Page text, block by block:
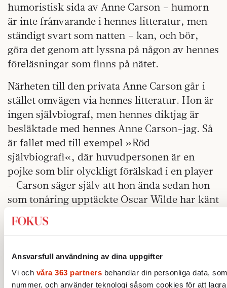
Ansvarsfull användning av dina uppgifter
Vi och våra 363 partners behandlar din personliga data,
nummer, och använder teknologi såsom cookies för att
humoristisk sida av Anne Carson – humorn
är inte frånvarande i hennes litteratur, men
ständigt svart som natten – kan, och bör,
göra det genom att lyssna på någon av hennes
föreläsningar som finns på nätet.
Närheten till den privata Anne Carson går i
stället omvägen via hennes litteratur. Hon är
ingen självbiograf, men hennes diktjag är
besläktade med hennes Anne Carson-jag. Så
är fallet med till exempel »Röd
självbiografi«, där huvudpersonen är en
pojke som blir olyckligt förälskad i en player
– Carson säger själv att hon ända sedan hon
som tonåring upptäckte Oscar Wilde har känt
sig som en homosexuell man. Men det är
framförallt i »Nox« och i »Makens skönhet«
»Det kan vara det verk där jag kommit
närmast att hitta en röst som inte är jag men